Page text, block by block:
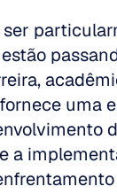
uma
a